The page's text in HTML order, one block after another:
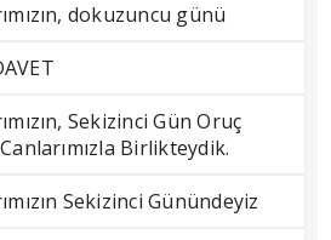
dokuzuncu günü
Sekizinci Gün Oruç
Birlikteydik.
Sekizinci Günündeyiz